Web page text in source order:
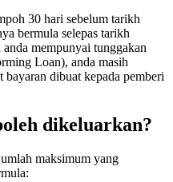
30 hari sebelum tarikh
bermula selepas tarikh
anda mempunyai tunggakan
Loan), anda masih
bayaran dibuat kepada pemberi
dikeluarkan?
maksimum yang